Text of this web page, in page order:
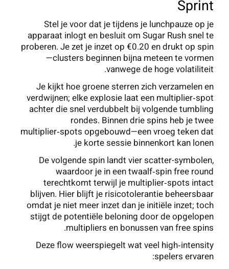
Sprint
Stel je voor dat je tijdens je lunchpauze op je
apparaat inlogt en besluit om Sugar Rush snel te
proberen. Je zet je inzet op €0.20 en drukt op spin
—clusters beginnen bijna meteen te vormen
vanwege de hoge volatiliteit.
Je kijkt hoe groene sterren zich verzamelen en
verdwijnen; elke explosie laat een multiplier‑spot
achter die snel verdubbelt bij volgende tumbling
rondes. Binnen drie spins heb je twee
multiplier‑spots opgebouwd—een vroeg teken dat
je korte sessie binnenkort kan lonen.
De volgende spin landt vier scatter-symbolen,
waardoor je in een twaalf‑spin free round
terechtkomt terwijl je multiplier‑spots intact
blijven. Hier blijft je risicotolerantie beheersbaar
omdat je niet meer inzet dan je initiële inzet; toch
stijgt de potentiële beloning door de opgelopen
multipliers en bonussen van free spins.
Deze flow weerspiegelt wat veel high‑intensity
spelers ervaren: